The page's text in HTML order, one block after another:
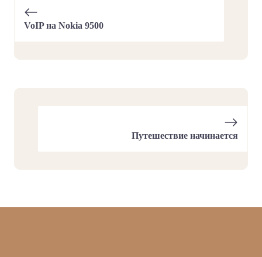
VoIP на Nokia 9500
Путешествие начинается